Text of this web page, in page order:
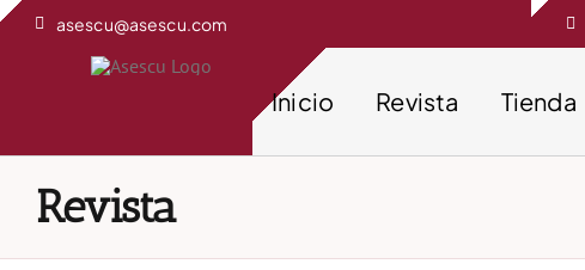
Saltar
asescu@asescu.com
Inicio Revista Tienda
Revista